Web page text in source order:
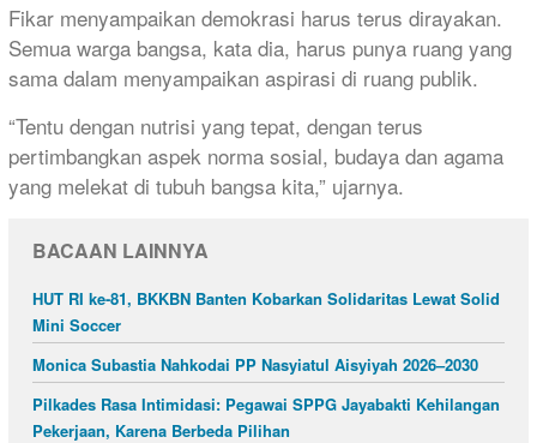
Fikar menyampaikan demokrasi harus terus dirayakan.
Semua warga bangsa, kata dia, harus punya ruang yang
sama dalam menyampaikan aspirasi di ruang publik.
“Tentu dengan nutrisi yang tepat, dengan terus
pertimbangkan aspek norma sosial, budaya dan agama
yang melekat di tubuh bangsa kita,” ujarnya.
BACAAN LAINNYA
HUT RI ke-81, BKKBN Banten Kobarkan Solidaritas Lewat Solid
Mini Soccer
Monica Subastia Nahkodai PP Nasyiatul Aisyiyah 2026–2030
Pilkades Rasa Intimidasi: Pegawai SPPG Jayabakti Kehilangan
Pekerjaan, Karena Berbeda Pilihan